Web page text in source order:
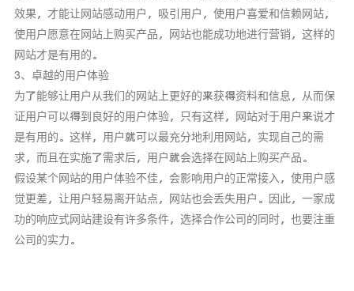
效果，才能让网站感动用户，吸引用户，使用户喜爱和信赖网站，
使用户愿意在网站上购买产品，网站也能成功地进行营销，这样的
网站才是有用的。
3、卓越的用户体验
为了能够让用户从我们的网站上更好的来获得资料和信息，从而保
证用户可以得到良好的用户体验，只有这样，网站对于用户来说才
是有用的。这样，用户就可以最充分地利用网站，实现自己的需
求，而且在实施了需求后，用户就会选择在网站上购买产品。
假设某个网站的用户体验不佳，会影响用户的正常接入，使用户感
觉更差，让用户轻易离开站点，网站也会丢失用户。因此，一家成
功的响应式网站建设有许多条件，选择合作公司的同时，也要注重
公司的实力。